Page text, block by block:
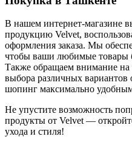
В нашем интернет-магазине
продукцию Velvet,
оформления заказа. Мы
чтобы ваши любимые товары
Также обращаем внимание на
выбора различных вариантов
шопинг максимально
Не упустите возможность
продукты от Velvet —
ухода и стиля!